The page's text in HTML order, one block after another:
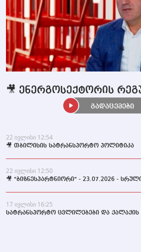
22 ივლისი 12:54
🎥 თბილისის სატრანსპორტო პოლიტიკა
22 ივლისი 12:50
🎥 "ბიზნესპარტნიორი" - 23.07.2026 -
17 ივლისი 16:25
სატრანსპორტო ცვლილებები და ქალაქის
🎥 ენერგოსექტორის
გადაცემები